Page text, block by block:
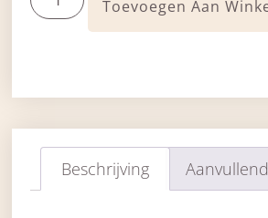
Toevoegen Aan
Beschrijving